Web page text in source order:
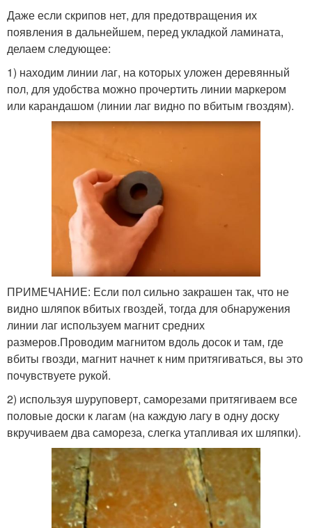
Даже если скрипов нет, для предотвращения их
появления в дальнейшем, перед укладкой ламината,
делаем следующее:
1) находим линии лаг, на которых уложен деревянный
пол, для удобства можно прочертить линии маркером
или карандашом (линии лаг видно по вбитым гвоздям).
ПРИМЕЧАНИЕ: Если пол сильно закрашен так, что не
видно шляпок вбитых гвоздей, тогда для обнаружения
линии лаг используем магнит средних
размеров.Проводим магнитом вдоль досок и там, где
вбиты гвозди, магнит начнет к ним притягиваться, вы это
почувствуете рукой.
2) используя шуруповерт, саморезами притягиваем все
половые доски к лагам (на каждую лагу в одну доску
вкручиваем два самореза, слегка утапливая их шляпки).